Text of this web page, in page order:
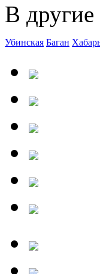
В другие
Убинская Баган